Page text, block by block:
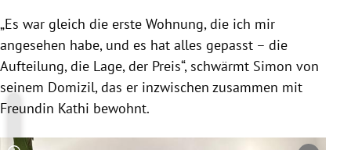
„Es war gleich die erste Wohnung, die ich mir
angesehen habe, und es hat alles gepasst – die
Aufteilung, die Lage, der Preis“, schwärmt Simon von
seinem Domizil, das er inzwischen zusammen mit
Freundin Kathi bewohnt.